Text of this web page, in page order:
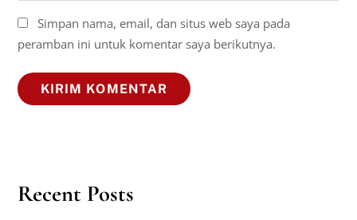
Simpan nama, email, dan situs web saya pada
peramban ini untuk komentar saya berikutnya.
Recent Posts